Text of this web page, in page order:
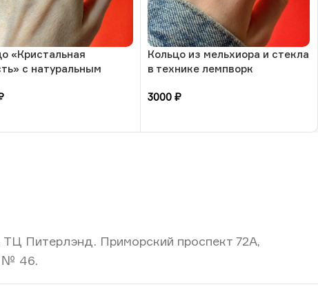
«Кристальная
с натуральным
РБ
Кольцо из мельхиора и стекла
в технике лемпворк
3000 ₽
ТЦ Питерлэнд. Приморский проспект 72А,
№ 46.